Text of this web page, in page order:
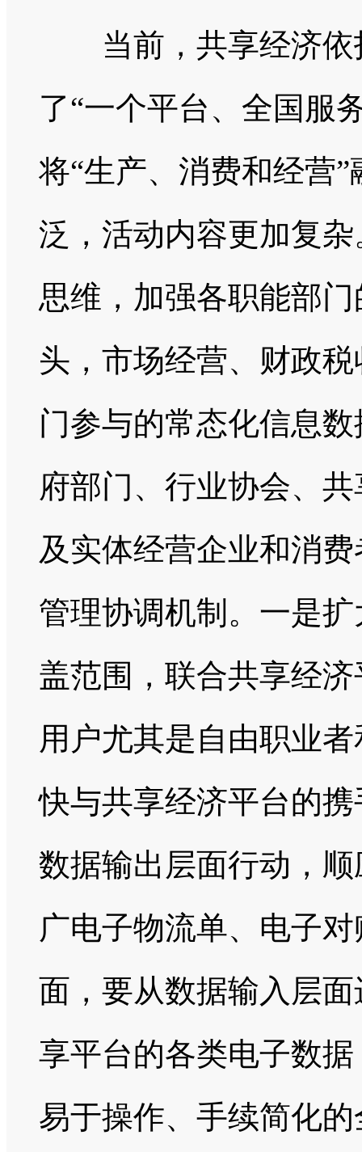
当前，共享经济依
了“一个平台、全国服
将“生产、消费和经营
泛，活动内容更加复
思维，加强各职能部
头，市场经营、财政
门参与的常态化信息
府部门、行业协会、
及实体经营企业和消
管理协调机制。一是
盖范围，联合共享经
用户尤其是自由职业
快与共享经济平台的
数据输出层面行动，
广电子物流单、电子
面，要从数据输入层
享平台的各类电子数
易于操作、手续简化